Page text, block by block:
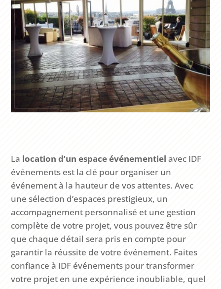
La location d’un espace événementiel avec IDF
événements est la clé pour organiser un
événement à la hauteur de vos attentes. Avec
une sélection d’espaces prestigieux, un
accompagnement personnalisé et une gestion
complète de votre projet, vous pouvez être sûr
que chaque détail sera pris en compte pour
garantir la réussite de votre événement. Faites
confiance à IDF événements pour transformer
votre projet en une expérience inoubliable, quel